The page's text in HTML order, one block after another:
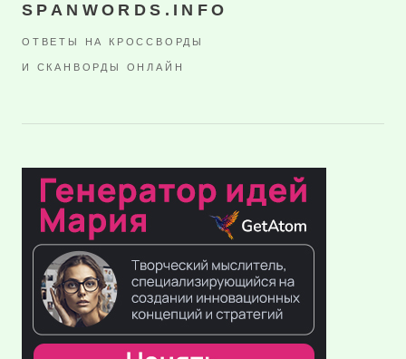
SPANWORDS.INFO
ОТВЕТЫ НА КРОССВОРДЫ
И СКАНВОРДЫ ОНЛАЙН